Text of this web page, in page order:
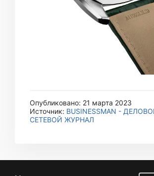
Опубликовано: 21 марта 2023
Источник: BUSINESSMAN -
СЕТЕВОЙ ЖУРНАЛ